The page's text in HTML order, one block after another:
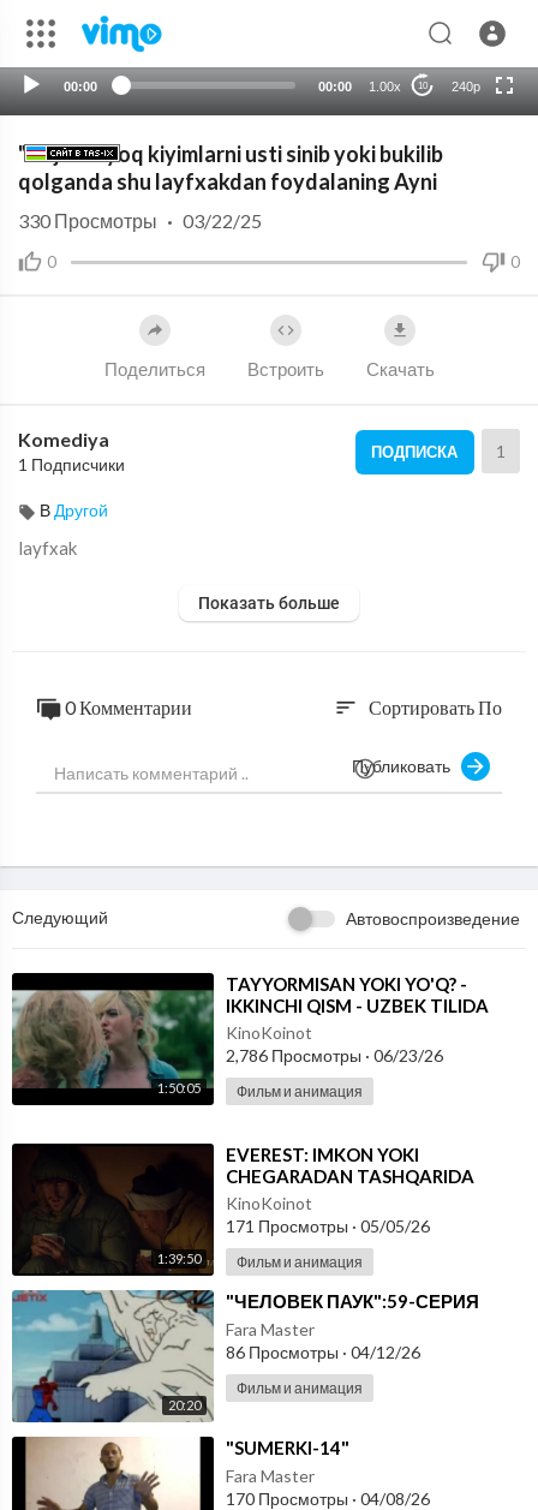
00:00 00:00 1.00x 10 240p
auto
"Koja"li oyoq kiyimlarni usti sinib yoki bukilib
qolganda shu layfxakdan foydalaning Ayni
0 0
330 Просмотры · 03/22/25
Поделиться Встроить Скачать
Komediya
1 Подписчики
ПОДПИСКА 1
В Другой
layfxak
Показать больше
0 Комментарии sort Сортировать По
Публиковать
Следующий Автовоспроизведение
1:50:05
⁣TAYYORMISAN YOKI YO'Q? -
IKKINCHI QISM - UZBEK TILIDA
KinoKoinot
2,786 Просмотры · 06/23/26
Фильм и анимация
1:39:50
⁣EVEREST: IMKON YOKI
CHEGARADAN TASHQARIDA
(2013) UZBEK TILIDA
KinoKoinot
171 Просмотры · 05/05/26
Фильм и анимация
20:20
⁣"ЧЕЛОВЕК ПАУК":59-СЕРИЯ
Fara Master
86 Просмотры · 04/12/26
Фильм и анимация
⁣"SUMERKI-14"
Fara Master
170 Просмотры · 04/08/26